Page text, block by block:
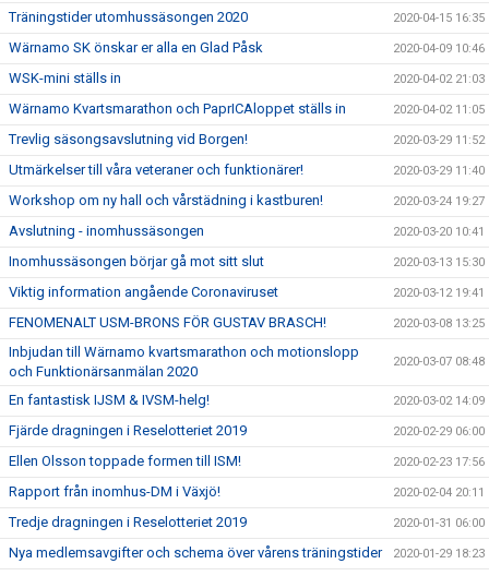
Träningstider utomhussäsongen 2020 2020-04-15 16:35
Wärnamo SK önskar er alla en Glad Påsk 2020-04-09 10:46
WSK-mini ställs in 2020-04-02 21:03
Wärnamo Kvartsmarathon och PaprICAloppet ställs in 2020-04-02 11:05
Trevlig säsongsavslutning vid Borgen! 2020-03-29 11:52
Utmärkelser till våra veteraner och funktionärer! 2020-03-29 11:40
Workshop om ny hall och vårstädning i kastburen! 2020-03-24 19:27
Avslutning - inomhussäsongen 2020-03-20 10:41
Inomhussäsongen börjar gå mot sitt slut 2020-03-13 15:30
Viktig information angående Coronaviruset 2020-03-12 19:41
FENOMENALT USM-BRONS FÖR GUSTAV BRASCH! 2020-03-08 13:25
Inbjudan till Wärnamo kvartsmarathon och motionslopp
och Funktionärsanmälan 2020
2020-03-07 08:48
En fantastisk IJSM & IVSM-helg! 2020-03-02 14:09
Fjärde dragningen i Reselotteriet 2019 2020-02-29 06:00
Ellen Olsson toppade formen till ISM! 2020-02-23 17:56
Rapport från inomhus-DM i Växjö! 2020-02-04 20:11
Tredje dragningen i Reselotteriet 2019 2020-01-31 06:00
Nya medlemsavgifter och schema över vårens träningstider 2020-01-29 18:23